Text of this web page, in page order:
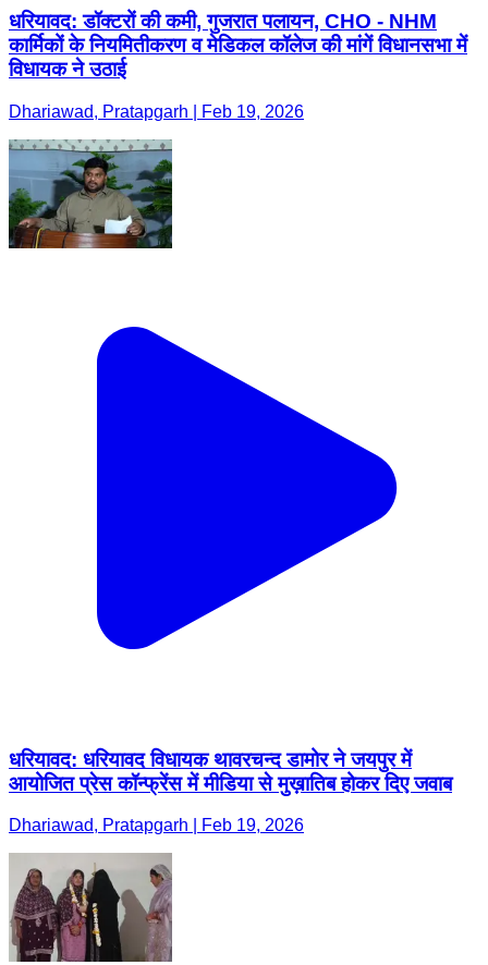
धरियावद: डॉक्टरों की कमी, गुजरात पलायन, CHO - NHM
कार्मिकों के नियमितीकरण व मेडिकल कॉलेज की मांगें विधानसभा में
विधायक ने उठाई
Dhariawad, Pratapgarh | Feb 19, 2026
धरियावद: धरियावद विधायक थावरचन्द डामोर ने जयपुर में
आयोजित प्रेस कॉन्फ्रेंस में मीडिया से मुख़ातिब होकर दिए जवाब
Dhariawad, Pratapgarh | Feb 19, 2026